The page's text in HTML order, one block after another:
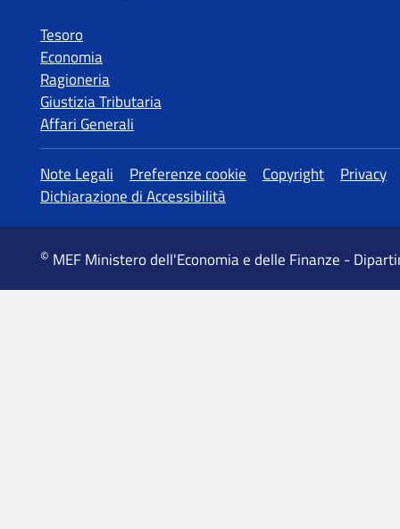
Tesoro
Economia
Ragioneria
Giustizia Tributaria
Affari Generali
Altre informazioni
Note Legali Preferenze cookie Copyright
Privacy
Dichiarazione di Accessibilità
© MEF Ministero dell'Economia e delle Finanze -